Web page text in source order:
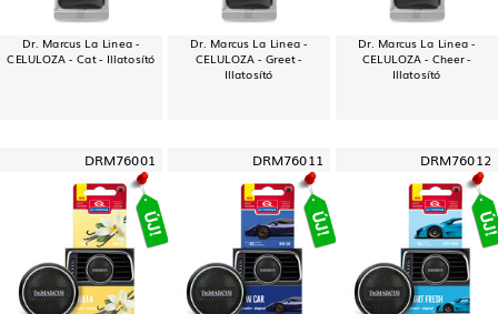
Dr. Marcus La Linea -
CELULOZA - Cat - Illatosító
Dr. Marcus La Linea -
CELULOZA - Greet -
Illatosító
Dr. Marcus La Linea -
CELULOZA - Cheer -
Illatosító
DRM76001 DRM76011 DRM76012